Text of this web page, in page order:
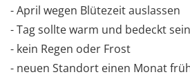
- April wegen Blütezeit auslassen
- Tag sollte warm und bedeckt sein
- kein Regen oder Frost
- neuen Standort einen Monat